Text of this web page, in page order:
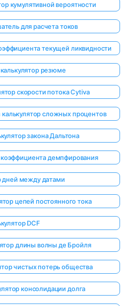
кумулятивной вероятности
для расчета токов
текущей ликвидности
резюме
скорости потока Cytiva
сложных процентов
закона Дальтона
демпфирования
дней между датами
цепей постоянного тока
DCF
длины волны де Бройля
чистых потерь общества
консолидации долга